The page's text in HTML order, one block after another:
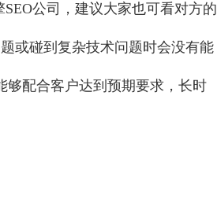
公司，建议大家也可看对方的
或碰到复杂技术问题时会没有能
够配合客户达到预期要求，长时